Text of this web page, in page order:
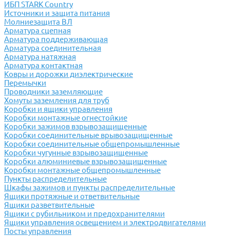
ИБП STARK Country
Источники и защита питания
Молниезащита ВЛ
Арматура сцепная
Арматура поддерживающая
Арматура соединительная
Арматура натяжная
Арматура контактная
Ковры и дорожки диэлектрические
Перемычки
Проводники заземляющие
Хомуты заземления для труб
Коробки и ящики управления
Коробки монтажные огнестойкие
Коробки зажимов взрывозащищенные
Коробки соединительные врывозащищенные
Коробки соединительные общепромышленные
Коробки чугунные взрывозащищенные
Коробки алюминиевые взрывозащищенные
Коробки монтажные общепромышленные
Пункты распределительные
Шкафы зажимов и пункты распределительные
Ящики протяжные и ответвительные
Ящики разветвительные
Ящики с рубильником и предохранителями
Ящики управления освещением и электродвигателями
Посты управления